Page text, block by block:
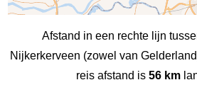
Afstand in een rechte lijn
Nijkerkerveen (zowel van
reis afstand is 56 km